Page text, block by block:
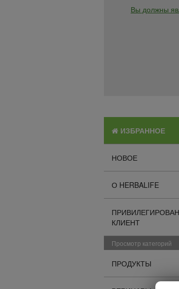
Вы должны
ИЗБРАННОЕ
НОВОЕ
О HERBALIFE
КЛИЕНТ
Просмотр категорий
ПРОДУКТЫ